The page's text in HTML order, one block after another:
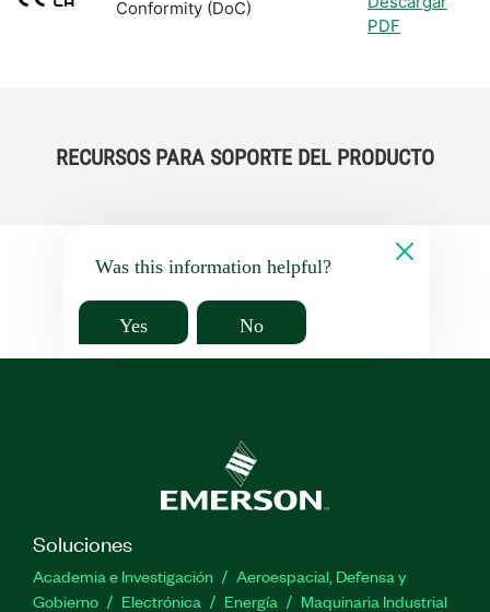
Conformity (DoC)
PDF
RECURSOS PARA SOPORTE DEL PRODUCTO
Was this information helpful?
Yes No
Soluciones
Academia e Investigación
Aeroespacial, Defensa y
Gobierno
Electrónica Energía
Maquinaria Industrial